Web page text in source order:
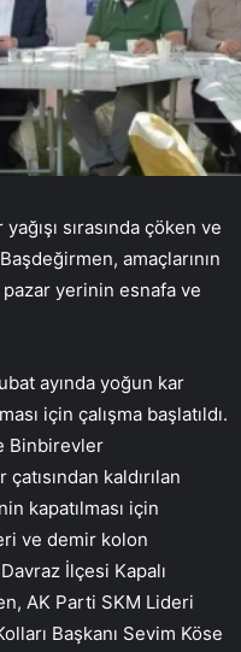
sırasında çöken ve
amaçlarının
yerinin esnafa ve
ayında yoğun kar
için çalışma başlatıldı.
Binbirevler
kaldırılan
kapatılması için
ve demir kolon
İlçesi Kapalı
AK Parti SKM Lideri
Başkanı Sevim Köse